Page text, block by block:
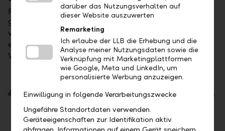
produzieren, die Menschen einstellen, ihnen Arbeit
geben und die ihre Produkte regional und weltweit
vertreiben. Hier in der Region beginnt es. Hier
entstehen das wirtschaftliche Wachstum und der
Wohlstand unseres Landes.
Die aktuellen Entwicklungen und
Herausforderungen haben die Bedeutung von
Regionalität nicht vermindert, sondern – im
Gegenteil – markant verstärkt."
darüber das Nutzungsverhalten auf
dieser Website auszuwerten
Remarketing
Ich erlaube der LLB die Erhebung und die
Analyse meiner Nutzungsdaten sowie die
Verknüpfung mit Marketingplattformen
wie Google, Meta und LinkedIn, um
personalisierte Werbung anzuzeigen.
Einwilligung in folgende Verarbeitungszwecke
Ungefähre Standortdaten verwenden.
Geräteeigenschaften zur Identifikation aktiv